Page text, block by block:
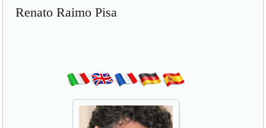
Renato Raimo Pisa